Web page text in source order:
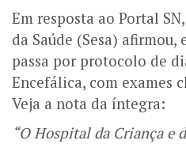
Em resposta ao Portal
da Saúde (Sesa)
passa por protocolo de
Encefálica, com exames
Veja a nota da íntegra:
“O Hospital da Criança e